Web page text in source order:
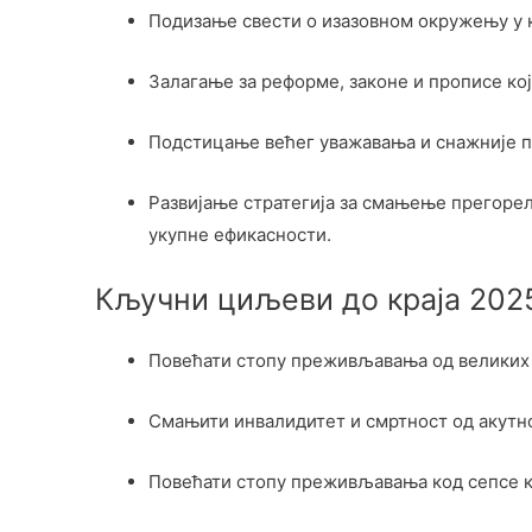
Подизање свести о изазовном окружењу у
Залагање за реформе, законе и прописе
Подстицање већег уважавања и снажније
Развијање стратегија за смањење
укупне ефикасности.
Кључни циљеви до краја
Повећати стопу преживљавања од
Смањити инвалидитет и смртност од
Повећати стопу преживљавања код сепсе